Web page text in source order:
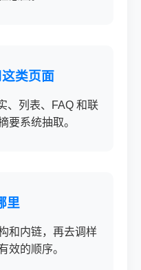
类页面
、列表、FAQ 和联
要系统抽取。
里
和内链，再去调样
效的顺序。